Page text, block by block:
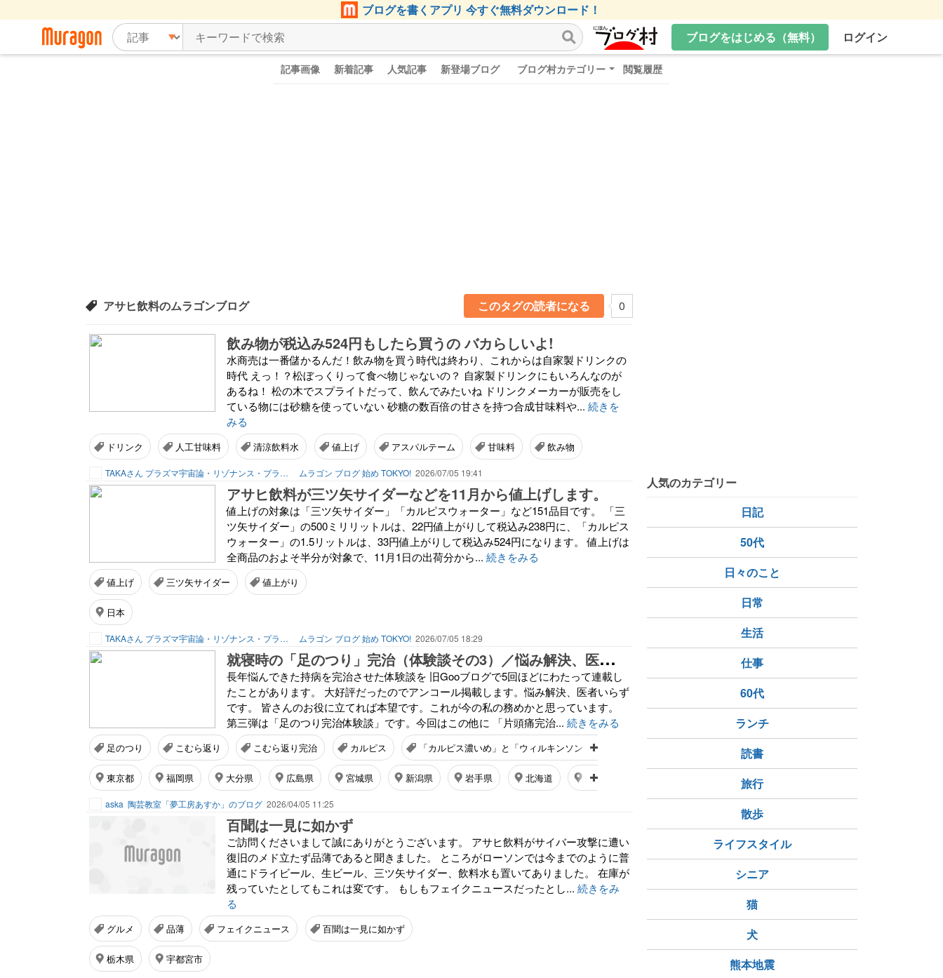
ブログを書くアプリ 今すぐ無料ダウンロード！
ブログをはじめる（無料）
ログイン
記事画像 新着記事 人気記事 新登場ブログ ブログ村カテゴリー 閲覧履歴
アサヒ飲料のムラゴンブログ このタグの読者になる 0
飲み物が税込み524円もしたら買うの バカらしいよ!
水商売は一番儲かるんだ！飲み物を買う時代は終わり、これからは自家製ドリンクの
時代 えっ！？松ぼっくりって食べ物じゃないの？ 自家製ドリンクにもいろんなのが
あるね！ 松の木でスプライトだって、飲んでみたいね ドリンクメーカーが販売をし
ている物には砂糖を使っていない 砂糖の数百倍の甘さを持つ合成甘味料や... 続きを
みる
ドリンク 人工甘味料 清涼飲料水 値上げ アスパルテーム 甘味料 飲み物
TAKAさん プラズマ宇宙論・リゾナンス・プランナー ムラゴン ブログ 始め TOKYO! 2026/07/05 19:41
アサヒ飲料が三ツ矢サイダーなどを11月から値上げします。
値上げの対象は「三ツ矢サイダー」「カルピスウォーター」など151品目です。 「三
ツ矢サイダー」の500ミリリットルは、22円値上がりして税込み238円に、「カルピス
ウォーター」の1.5リットルは、33円値上がりして税込み524円になります。 値上げは
全商品のおよそ半分が対象で、11月1日の出荷分から... 続きをみる
値上げ 三ツ矢サイダー 値上がり
日本
TAKAさん プラズマ宇宙論・リゾナンス・プランナー ムラゴン ブログ 始め TOKYO! 2026/07/05 18:29
就
寝時の「足のつり」完治（体験談その3）／悩み解決、医者いらず
長年悩んできた持病を完治させた体験談を 旧Gooブログで5回ほどにわたって連載し
たことがあります。 大好評だったのでアンコール掲載します。悩み解決、医者いらず
です。 皆さんのお役に立てれば本望です。これが今の私の務めかと思っています。
第三弾は「足のつり完治体験談」です。今回はこの他に 「片頭痛完治... 続きをみる
足のつり こむら返り こむら返り完治 カルピス 「カルピス濃いめ」と「ウィルキンソン・エキストラ炭酸水」割り 足のつり完治
東京都 福岡県 大分県 広島県 宮城県 新潟県 岩手県 北海道 長野県
aska 陶芸教室「夢工房あすか」のブログ 2026/04/05 11:25
百聞は一見に如かず
ご訪問くださいまして誠にありがとうございます。 アサヒ飲料がサイバー攻撃に遭い
復旧のメド立たず品薄であると聞きました。 ところがローソンでは今までのように普
通にドライビール、生ビール、三ツ矢サイダー、飲料水も置いてありました。 在庫が
残っていたとしてもこれは変です。 もしもフェイクニュースだったとし... 続きをみ
る
グルメ 品薄 フェイクニュース 百聞は一見に如かず
栃木県 宇都宮市
人気のカテゴリー
日記
50代
日々のこと
日常
生活
仕事
60代
ランチ
読書
旅行
散歩
ライフスタイル
シニア
猫
犬
熊本地震